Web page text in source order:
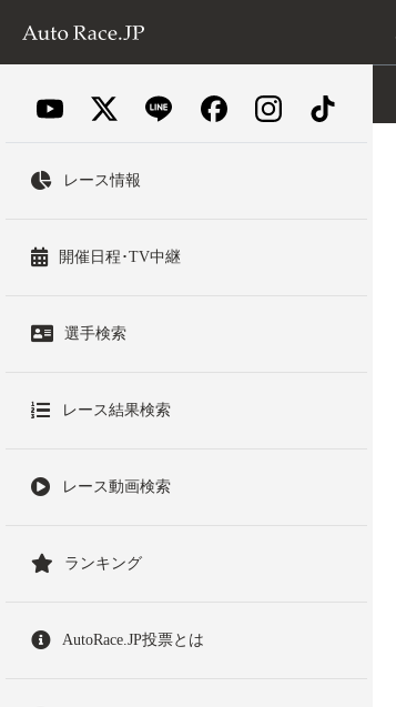
レース情報
開催日程･TV中継
選手検索
レース結果検索
レース動画検索
ランキング
AutoRace.JP投票とは